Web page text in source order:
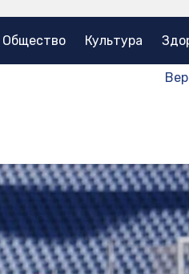
Общество Культура